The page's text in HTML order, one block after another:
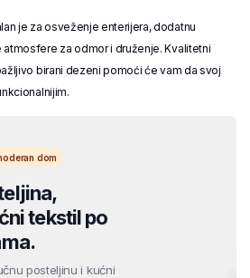
je za osveženje enterijera, dodatnu
za odmor i druženje. Kvalitetni
birani dezeni pomoći će vam da svoj
dom
tekstil po
posteljinu i kućni